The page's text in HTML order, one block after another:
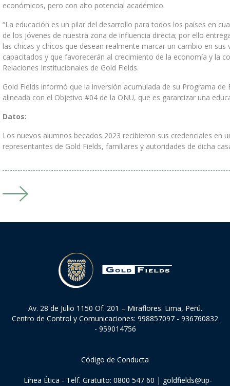
PROVEEDORES
CADENA DE SUMINISTRO
PROVEEDORES LOCALES
CONTÁCTANOS
CONTÁCTANOS
Línea Ética - Telf. Gratuito: 0800 547 60 |
goldfields@tip-
económicos, pero con alto potencial académico.
“La educación es un pilar del desarrollo para todos los países en
de los jóvenes de nuestra zona de influencia directa; por ello
las chicas y chicos que desean realmente marcar un cambio en
capacitados y que favorecerán al crecimiento de la economía y la
Relaciones Institucionales de Gold Fields.
Gold Fields informó que la inversión acumulada de su Programa
alineada con el Objetivo #04 de la ONU, que es garantizar una
Datos:
Los nuevos alumnos becados 2023 recibieron sus credenciales
representantes de Gold Fields, familiares y autoridades de dicha
Av. 28 de Julio 1150 Of. 201 – Miraflores. Lima, Perú.
Centro de Control y Comunicaciones: 998857097 - 936760832
- 959014756
Código de Conducta
Línea Ética - Telf. Gratuito: 0800 547 60 | goldfields@tip-